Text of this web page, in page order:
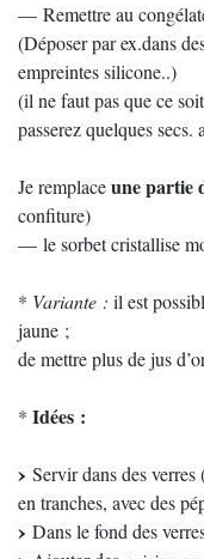
— Remettre au
(Déposer par ex.dans
empreintes silicone..)
(il ne faut pas que ce
passerez quelques
Je remplaceune partie
confiture)
— le sorbet cristallise
* Variante : il est
jaune ;
de mettre plus de jus
* Idées :
Servir dans des
en tranches, avec des
Dans le fond des